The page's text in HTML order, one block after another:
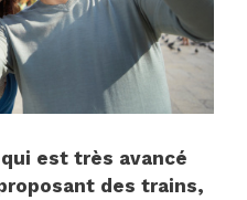
est très avancé
des trains,